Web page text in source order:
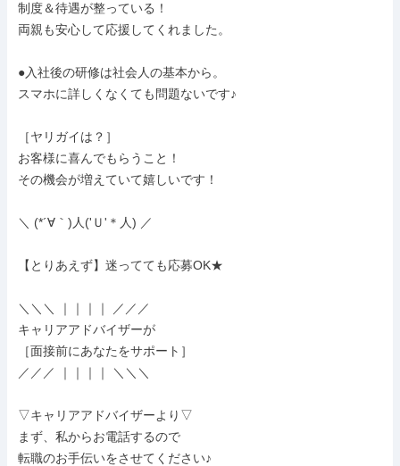
制度＆待遇が整っている！
両親も安心して応援してくれました。
●入社後の研修は社会人の基本から。
スマホに詳しくなくても問題ないです♪
［ヤリガイは？］
お客様に喜んでもらうこと！
その機会が増えていて嬉しいです！
＼ (*´∀｀)人('Ｕ'＊人) ／
【とりあえず】迷ってても応募OK★
＼＼＼ ｜｜｜｜ ／／／
キャリアアドバイザーが
［面接前にあなたをサポート］
／／／ ｜｜｜｜ ＼＼＼
▽キャリアアドバイザーより▽
まず、私からお電話するので
転職のお手伝いをさせてください♪